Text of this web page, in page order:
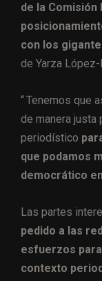
de la Comisión
con los
de Yarza
“ Tenemos que
de manera justa
periodístico
que podamos
democrático
Las partes
pedido a las
esfuerzos
contexto